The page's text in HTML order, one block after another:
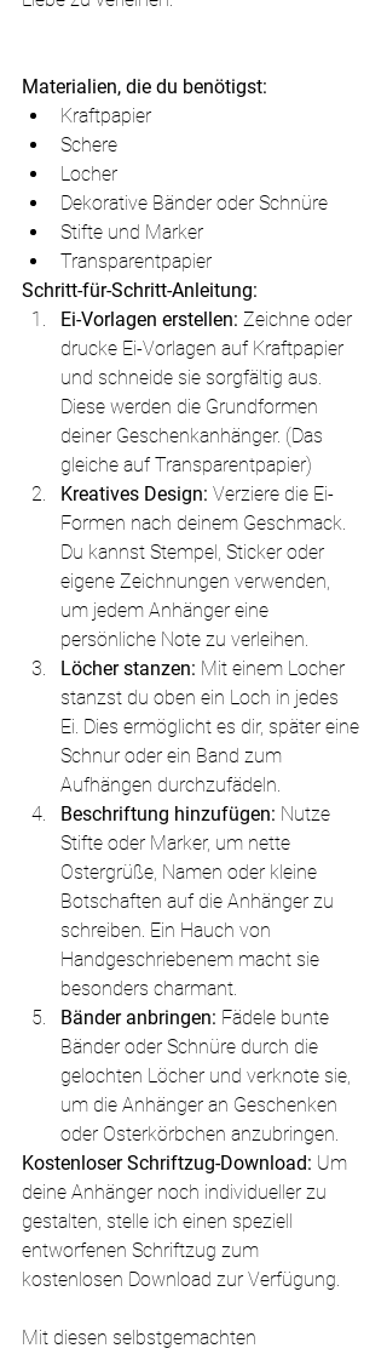
Materialien, die du benötigst:
Kraftpapier
Schere
Locher
Dekorative Bänder oder Schnüre
Stifte und Marker
Transparentpapier
Schritt-für-Schritt-Anleitung:
Ei-Vorlagen erstellen: Zeichne oder
drucke Ei-Vorlagen auf Kraftpapier
und schneide sie sorgfältig aus.
Diese werden die Grundformen
deiner Geschenkanhänger. (Das
gleiche auf Transparentpapier)
Kreatives Design: Verziere die Ei-
Formen nach deinem Geschmack.
Du kannst Stempel, Sticker oder
eigene Zeichnungen verwenden,
um jedem Anhänger eine
persönliche Note zu verleihen.
Löcher stanzen: Mit einem Locher
stanzst du oben ein Loch in jedes
Ei. Dies ermöglicht es dir, später eine
Schnur oder ein Band zum
Aufhängen durchzufädeln.
Beschriftung hinzufügen: Nutze
Stifte oder Marker, um nette
Ostergrüße, Namen oder kleine
Botschaften auf die Anhänger zu
schreiben. Ein Hauch von
Handgeschriebenem macht sie
besonders charmant.
Bänder anbringen: Fädele bunte
Bänder oder Schnüre durch die
gelochten Löcher und verknote sie,
um die Anhänger an Geschenken
oder Osterkörbchen anzubringen.
Kostenloser Schriftzug-Download: Um
deine Anhänger noch individueller zu
gestalten, stelle ich einen speziell
entworfenen Schriftzug zum
kostenlosen Download zur Verfügung.
Mit diesen selbstgemachten